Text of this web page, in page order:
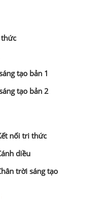
thức
tạo bản 1
tạo bản 2
nối tri thức
diều
trời sáng tạo